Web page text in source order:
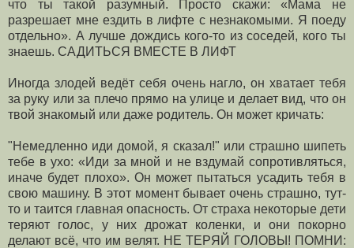
что ты такой разумный. Просто скажи: «Мама не
разрешает мне ездить в лифте с незнакомыми. Я поеду
отдельно». А лучше дождись кого-то из соседей, кого ты
знаешь. САДИТЬСЯ ВМЕСТЕ В ЛИФТ
Иногда злодей ведёт себя очень нагло, он хватает тебя
за руку или за плечо прямо на улице и делает вид, что он
твой знакомый или даже родитель. Он может кричать:
"Немедленно иди домой, я сказал!" или страшно шипеть
тебе в ухо: «Иди за мной и не вздумай сопротивляться,
иначе будет плохо». Он может пытаться усадить тебя в
свою машину. В этот момент бывает очень страшно, тут-
то и таится главная опасность. От страха некоторые дети
теряют голос, у них дрожат коленки, и они покорно
делают всё, что им велят. НЕ ТЕРЯЙ ГОЛОВЫ! ПОМНИ: